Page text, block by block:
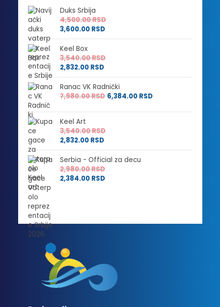
Duks Srbija
4,500.00RSD
3,600.00 RSD
Keel Box
3,540.00RSD
2,832.00 RSD
Ranac VK Radnički
7,980.00RSD 6,384.00 RSD
Keel Art
3,540.00RSD
2,832.00 RSD
Serbia - Official za decu
2,980.00RSD
2,384.00 RSD